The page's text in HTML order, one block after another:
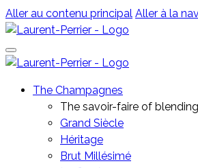
Aller au contenu principal Aller à la
The Champagnes
The savoir-faire of
Grand Siècle
Héritage
Brut Millésimé